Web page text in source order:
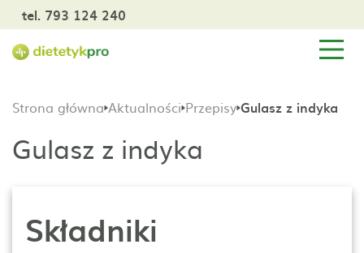
tel. 793 124 240
Strona główna Aktualności Przepisy Gulasz z indyka
Gulasz z indyka
Składniki